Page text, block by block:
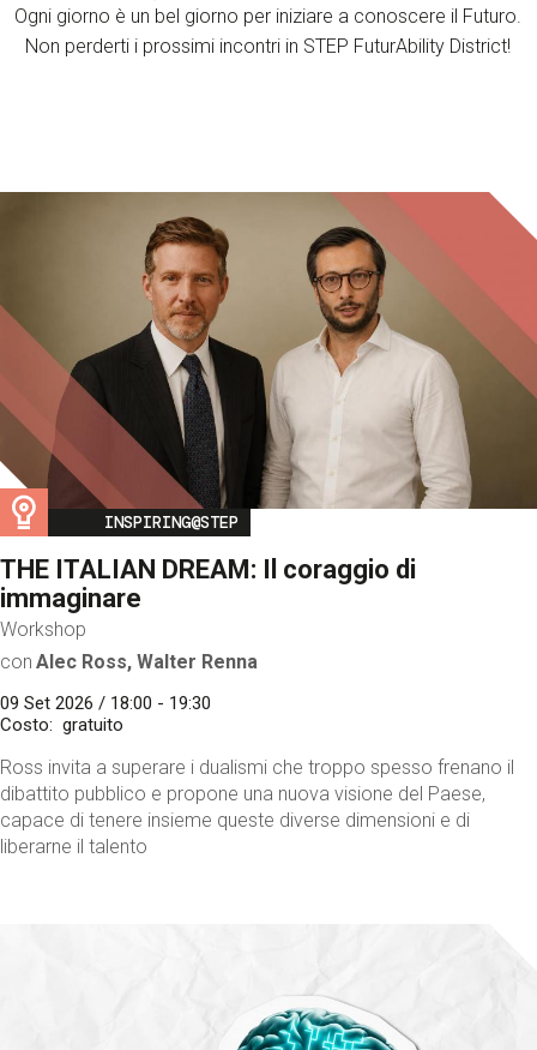
Ogni giorno è un bel giorno per iniziare a conoscere il Futuro.
Non perderti i prossimi incontri in STEP FuturAbility District!
Image
INSPIRING@STEP
THE ITALIAN DREAM: Il coraggio di
immaginare
Workshop
con Alec Ross, Walter Renna
09 Set 2026 / 18:00 - 19:30
Costo
gratuito
Ross invita a superare i dualismi che troppo spesso frenano il
dibattito pubblico e propone una nuova visione del Paese,
capace di tenere insieme queste diverse dimensioni e di
liberarne il talento